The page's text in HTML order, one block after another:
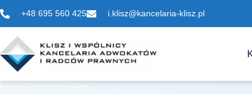
+48 695 560 425 i.klisz@kancelaria-klisz.pl